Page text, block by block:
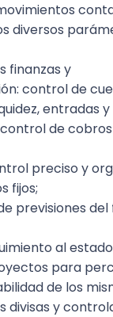
diversos
finanzas y
control de
entradas y
de
preciso y
fijos;
previsiones del
al
para
de los
divisas y